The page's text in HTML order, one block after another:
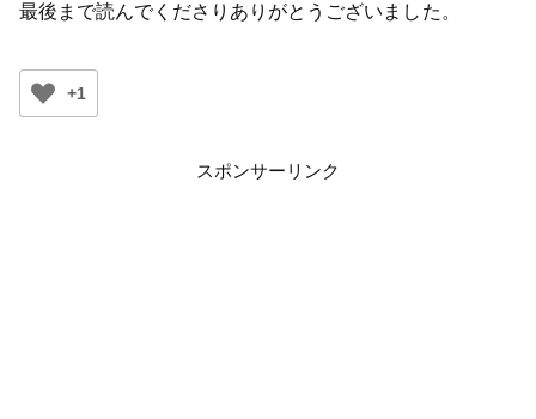
最後まで読んでくださりありがとうございました。
+1
スポンサーリンク